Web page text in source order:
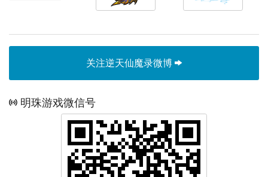
关注逆天仙魔录微博
明珠游戏微信号